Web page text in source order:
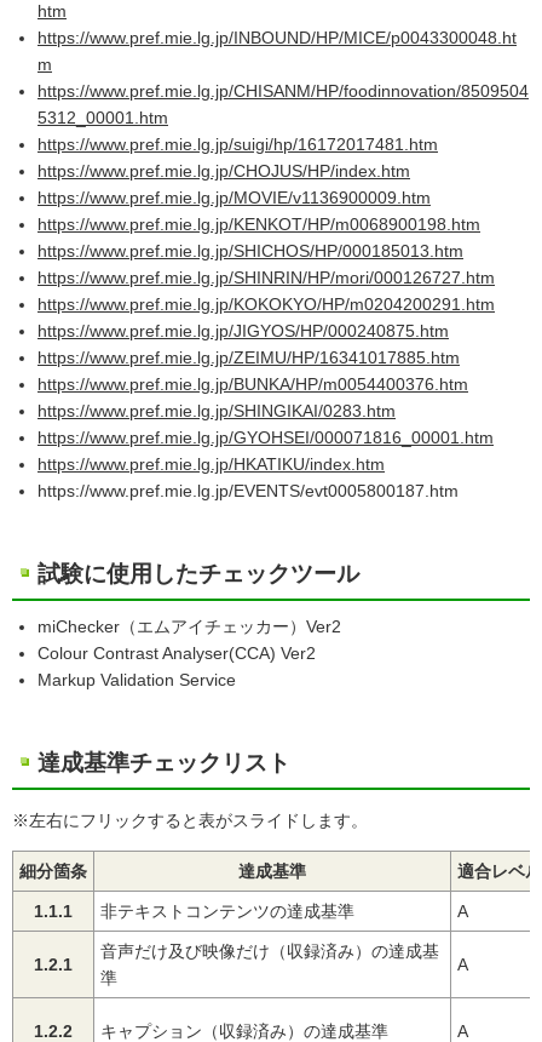
htm
https://www.pref.mie.lg.jp/INBOUND/HP/MICE/p0043300048.ht
m
https://www.pref.mie.lg.jp/CHISANM/HP/foodinnovation/8509504
5312_00001.htm
https://www.pref.mie.lg.jp/suigi/hp/16172017481.htm
https://www.pref.mie.lg.jp/CHOJUS/HP/index.htm
https://www.pref.mie.lg.jp/MOVIE/v1136900009.htm
https://www.pref.mie.lg.jp/KENKOT/HP/m0068900198.htm
https://www.pref.mie.lg.jp/SHICHOS/HP/000185013.htm
https://www.pref.mie.lg.jp/SHINRIN/HP/mori/000126727.htm
https://www.pref.mie.lg.jp/KOKOKYO/HP/m0204200291.htm
https://www.pref.mie.lg.jp/JIGYOS/HP/000240875.htm
https://www.pref.mie.lg.jp/ZEIMU/HP/16341017885.htm
https://www.pref.mie.lg.jp/BUNKA/HP/m0054400376.htm
https://www.pref.mie.lg.jp/SHINGIKAI/0283.htm
https://www.pref.mie.lg.jp/GYOHSEI/000071816_00001.htm
https://www.pref.mie.lg.jp/HKATIKU/index.htm
https://www.pref.mie.lg.jp/EVENTS/evt0005800187.htm
試験に使用したチェックツール
miChecker（エムアイチェッカー）Ver2
Colour Contrast Analyser(CCA) Ver2
Markup Validation Service
達成基準チェックリスト
※左右にフリックすると表がスライドします。
細分箇条 達成基準 適合レベル
1.1.1 非テキストコンテンツの達成基準 A
1.2.1
音声だけ及び映像だけ（収録済み）の達成基
準
A
1.2.2 キャプション（収録済み）の達成基準 A